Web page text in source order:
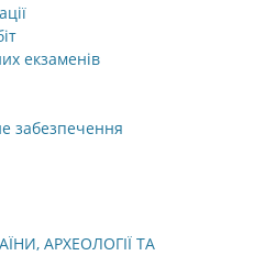
екзаменів
забезпечення
АРХЕОЛОГІЇ ТА